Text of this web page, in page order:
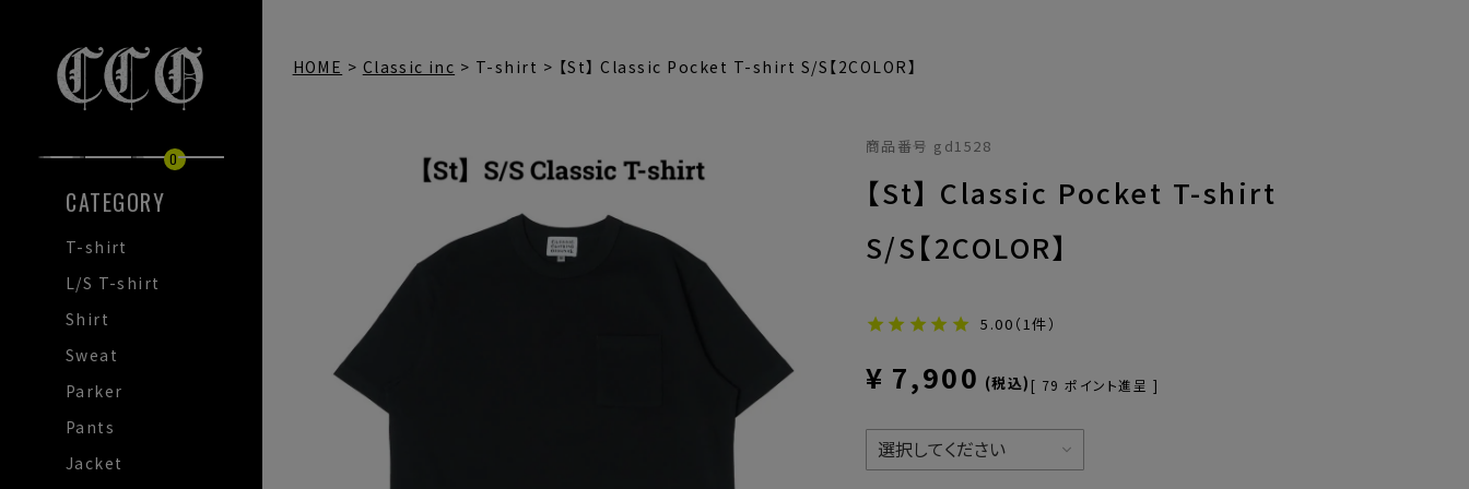
0
CATEGORY
T-shirt
L/S T-shirt
Shirt
Sweat
Parker
Pants
Jacket
HOME Classic inc T-shirt 【St】 Classic Pocket T-shirt S/S【2COLOR】
商品番号 gd1528
【St】 Classic Pocket T-shirt
S/S【2COLOR】
5.00 （1件）
¥ 7,900 税込 [ 79 ポイント進呈 ]